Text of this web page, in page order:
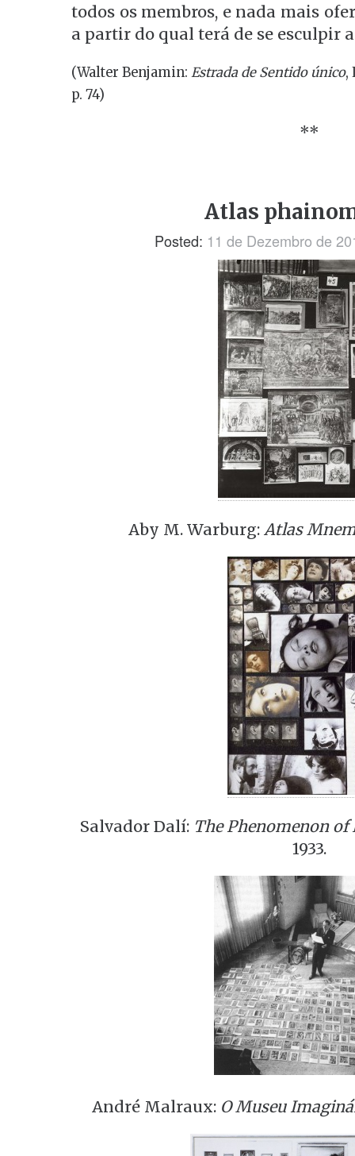
todos os membros, e nada mais
a partir do qual terá de se esculpir
(Walter Benjamin: Estrada de Sentido único,
p. 74)
**
Atlas
Posted: 11 de Dezembro de
Aby M. Warburg: Atlas
Salvador Dalí: The Phenomenon of
1933.
André Malraux: O Museu